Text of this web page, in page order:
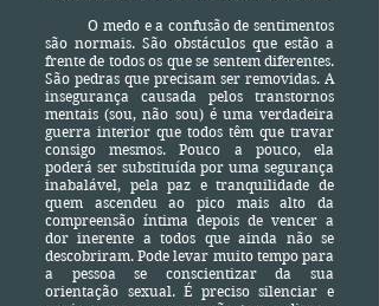
O medo e a confusão de sentimentos
são normais. São obstáculos que estão a
frente de todos os que se sentem diferentes.
São pedras que precisam ser removidas. A
insegurança causada pelos transtornos
mentais (sou, não sou) é uma verdadeira
guerra interior que todos têm que travar
consigo mesmos. Pouco a pouco, ela
poderá ser substituída por uma segurança
inabalável, pela paz e tranquilidade de
quem ascendeu ao pico mais alto da
compreensão íntima depois de vencer a
dor inerente a todos que ainda não se
descobriram. Pode levar muito tempo para
a pessoa se conscientizar da sua
orientação sexual. É preciso silenciar e